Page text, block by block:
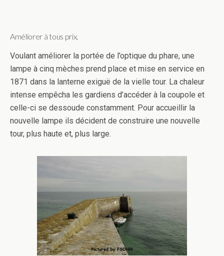
Améliorer à tous prix,
Voulant améliorer la portée de l’optique du phare, une
lampe à cinq mèches prend place et mise en service en
1871 dans la lanterne exiguë de la vielle tour. La chaleur
intense empêcha les gardiens d’accéder à la coupole et
celle-ci se dessoude constamment. Pour accueillir la
nouvelle lampe ils décident de construire une nouvelle
tour, plus haute et, plus large.